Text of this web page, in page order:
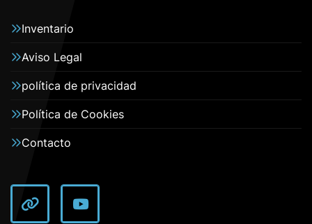
Inventario
Aviso Legal
política de privacidad
Política de Cookies
Contacto
other youtube